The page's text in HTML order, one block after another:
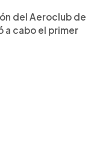
del Aeroclub de
a cabo el primer